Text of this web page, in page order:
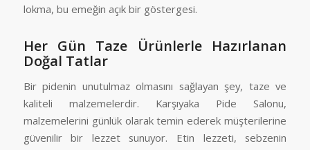
lokma, bu emeğin açık bir göstergesi.
Her Gün Taze Ürünlerle Hazırlanan
Doğal Tatlar
Bir pidenin unutulmaz olmasını sağlayan şey, taze ve
kaliteli malzemelerdir. Karşıyaka Pide Salonu,
malzemelerini günlük olarak temin ederek müşterilerine
güvenilir bir lezzet sunuyor. Etin lezzeti, sebzenin